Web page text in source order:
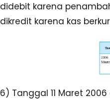
didebit karena
dikredit karena kas
6) Tanggal 11 Maret